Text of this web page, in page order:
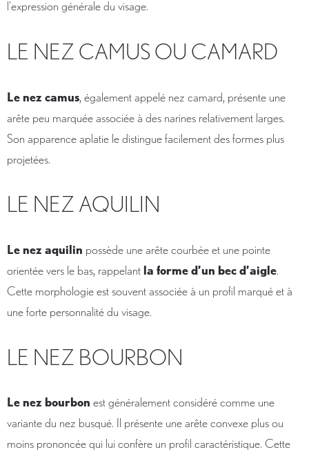
l’expression générale du visage.
LE NEZ CAMUS OU CAMARD
Le nez camus, également appelé nez camard, présente une
arête peu marquée associée à des narines relativement larges.
Son apparence aplatie le distingue facilement des formes plus
projetées.
LE NEZ AQUILIN
Le nez aquilin possède une arête courbée et une pointe
orientée vers le bas, rappelantla forme d’un bec d’aigle.
Cette morphologie est souvent associée à un profil marqué et à
une forte personnalité du visage.
LE NEZ BOURBON
Le nez bourbon est généralement considéré comme une
variante du nez busqué. Il présente une arête convexe plus ou
moins prononcée qui lui confère un profil caractéristique. Cette